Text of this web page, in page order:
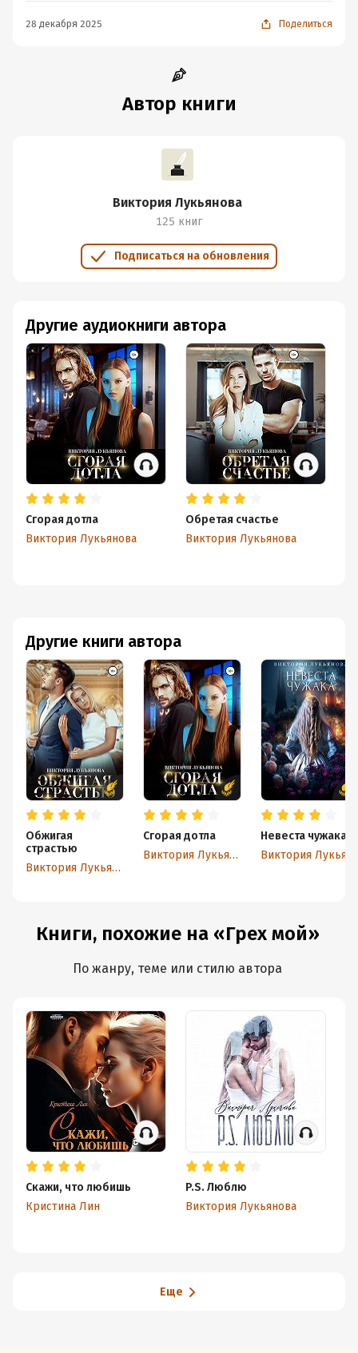
28 декабря 2025 Поделиться
Автор книги
Виктория Лукьянова
125 книг
Подписаться на обновления
Другие книги автора
Обжигая
страстью
Виктория Лукьянова
Сгорая дотла
Виктория Лукьянова
Невеста чужака
Другие аудиокниги автора
Сгорая дотла
Виктория Лукьянова
Обретая счастье
Виктория Лукьянова
Книги, похожие на «Грех мой»
По жанру, теме или стилю автора
Скажи, что любишь
Кристина Лин
P.S. Люблю
Виктория Лукьянова
Еще